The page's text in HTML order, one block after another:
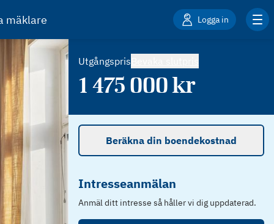
mäklare Logga in
Utgångspris
1 475 000kr
Beräkna din boendekostnad
Intresseanmälan
Anmäl ditt intresse så håller vi dig uppdaterad.